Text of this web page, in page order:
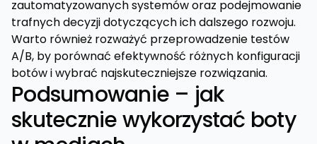
zautomatyzowanych systemów oraz podejmowanie
trafnych decyzji dotyczących ich dalszego rozwoju.
Warto również rozważyć przeprowadzenie testów
A/B, by porównać efektywność różnych konfiguracji
botów i wybrać najskuteczniejsze rozwiązania.
Podsumowanie – jak
skutecznie wykorzystać boty